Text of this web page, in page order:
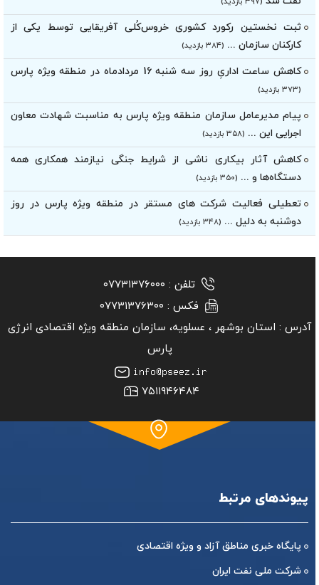
ثبت نخستین رکورد کشوری خروس‌کُلی آفریقایی توسط یکی از
کارکنان سازمان ...
کاهش ساعت اداریِ روز سه شنبه 16 مردادماه در منطقه ویژه پارس
پیام مدیرعامل سازمان منطقه ویژه پارس به مناسبت شهادت معاون
اجرایی این ...
کاهش آثار بیکاری ناشی از شرایط جنگی نیازمند همکاری همه
دستگاه‌ها و ...
تعطیلی فعالیت شرکت های مستقر در منطقه ویژه پارس در روز
دوشنبه به دلیل ...
تلفن : ۰۷۷۳۱۳۷۶۰۰۰
فکس : ۰۷۷۳۱۳۷۶۳۰۰
آدرس : استان بوشهر ‏، عسلویه، سازمان منطقه ویژه اقتصادی انرژی
پارس
۷۵۱۱۹۴۶۴۸۴
پیوندهای مرتبط
پایگاه خبری مناطق آزاد و ویژه اقتصادی
شرکت ملی نفت ایران